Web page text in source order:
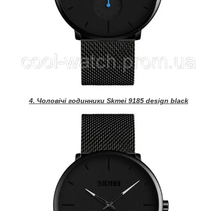
4. Чоловічі годинники Skmei 9185 design black